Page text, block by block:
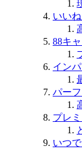
いい
88キ
イン
パー
プレ
いつ